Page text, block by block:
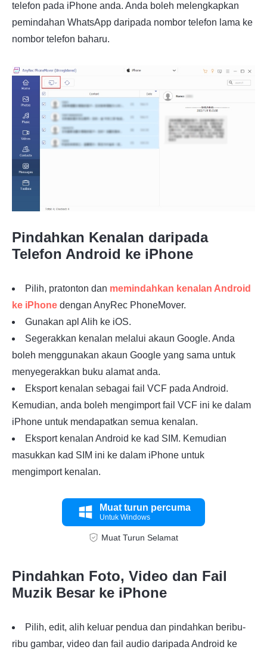
telefon pada iPhone anda. Anda boleh melengkapkan
pemindahan WhatsApp daripada nombor telefon lama ke
nombor telefon baharu.
Pindahkan Kenalan daripada
Telefon Android ke iPhone
Pilih, pratonton dan memindahkan kenalan Android
ke iPhone dengan AnyRec PhoneMover.
Gunakan apl Alih ke iOS.
Segerakkan kenalan melalui akaun Google. Anda
boleh menggunakan akaun Google yang sama untuk
menyegerakkan buku alamat anda.
Eksport kenalan sebagai fail VCF pada Android.
Kemudian, anda boleh mengimport fail VCF ini ke dalam
iPhone untuk mendapatkan semua kenalan.
Eksport kenalan Android ke kad SIM. Kemudian
masukkan kad SIM ini ke dalam iPhone untuk
mengimport kenalan.
Muat turun percuma
Untuk Windows
Muat Turun Selamat
Pindahkan Foto, Video dan Fail
Muzik Besar ke iPhone
Pilih, edit, alih keluar pendua dan pindahkan beribu-
ribu gambar, video dan fail audio daripada Android ke